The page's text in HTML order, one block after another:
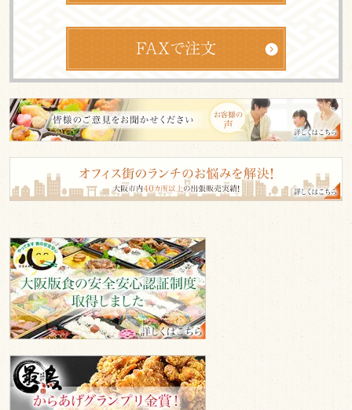
皆
様
の
意
見
も
お
聞
か
せ
く
だ
さ
い。
「大
阪
版
食
の
安
全
安
心
認
証
最
鳥
か